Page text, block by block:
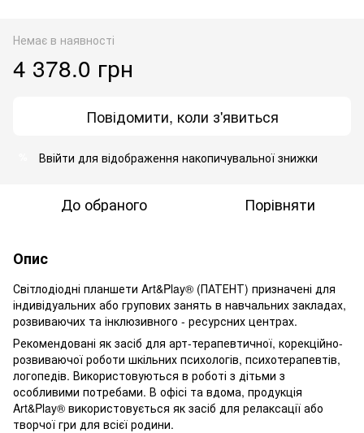
Немає в наявності
4 378.0 грн
Повідомити, коли з'явиться
Ввійти для відображення накопичувальної знижки
До обраного Порівняти
Опис
Світлодіодні планшети Art&Play® (ПАТЕНТ) призначені для
індивідуальних або групових занять в навчальних закладах,
розвиваючих та інклюзивного - ресурсних центрах.
Рекомендовані як засіб для арт-терапевтичної, корекційно-
розвиваючої роботи шкільних психологів, психотерапевтів,
логопедів. Використовуються в роботі з дітьми з
особливими потребами. В офісі та вдома, продукція
Art&Play® використовується як засіб для релаксації або
творчої гри для всієї родини.